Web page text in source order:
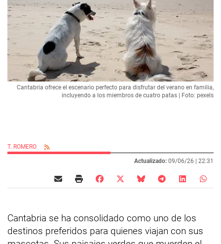
Cantabria ofrece el escenario perfecto para disfrutar del verano en familia,
incluyendo a los miembros de cuatro patas | Foto: pexels
T. ROMERO
Actualizado: 09/06/26 | 22:31
Cantabria se ha consolidado como uno de los
destinos preferidos para quienes viajan con sus